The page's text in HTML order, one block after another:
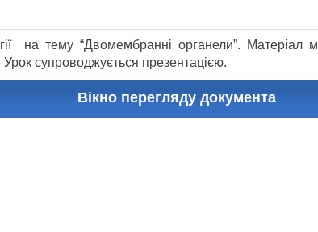
на тему “Двомембранні органели”. Матеріал
Урок супроводжується презентацією.
Вікно перегляду документа